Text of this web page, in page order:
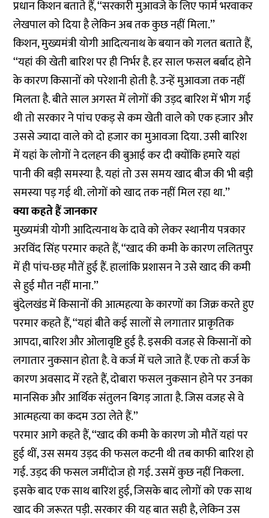
प्रधान किशन बताते हैं, ‘‘सरकारी मुआवजे के लिए फार्म भरवाकर
लेखपाल को दिया है लेकिन अब तक कुछ नहीं मिला.’’
किशन, मुख्यमंत्री योगी आदित्यनाथ के बयान को गलत बताते हैं,
‘‘यहां की खेती बारिश पर ही निर्भर है. हर साल फसल बर्बाद होने
के कारण किसानों को परेशानी होती है. उन्हें मुआवजा तक नहीं
मिलता है. बीते साल अगस्त में लोगों की उड़द बारिश में भीग गई
थी तो सरकार ने पांच एकड़ से कम खेती वाले को एक हजार और
उससे ज्यादा वाले को दो हजार का मुआवजा दिया. उसी बारिश
में यहां के लोगों ने दलहन की बुआई कर दी क्योंकि हमारे यहां
पानी की बड़ी समस्या है. यहां तो उस समय खाद बीज की भी बड़ी
समस्या पड़ गई थी. लोगों को खाद तक नहीं मिल रहा था.’’
क्या कहते हैं जानकार
मुख्यमंत्री योगी आदित्यनाथ के दावे को लेकर स्थानीय पत्रकार
अरविंद सिंह परमार कहते हैं, ‘‘खाद की कमी के कारण ललितपुर
में ही पांच-छह मौतें हुई हैं. हालांकि प्रशासन ने उसे खाद की कमी
से हुई मौत नहीं माना.’’
बुंदेलखंड में किसानों की आत्महत्या के कारणों का जिक्र करते हुए
परमार कहते हैं, ‘‘यहां बीते कई सालों से लगातार प्राकृतिक
आपदा, बारिश और ओलावृष्टि हुई है. इसकी वजह से किसानों को
लगातार नुकसान होता है. वे कर्ज में चले जाते हैं. एक तो कर्ज के
कारण अवसाद में रहते हैं, दोबारा फसल नुकसान होने पर उनका
मानसिक और आर्थिक संतुलन बिगड़ जाता है. जिस वजह से वे
आत्महत्या का कदम उठा लेते हैं.’’
परमार आगे कहते हैं, ‘‘खाद की कमी के कारण जो मौतें यहां पर
हुई थीं, उस समय उड़द की फसल कटनी थी तब काफी बारिश हो
गई. उड़द की फसल जमींदोज हो गई. उसमें कुछ नहीं निकला.
इसके बाद एक साथ बारिश हुई, जिसके बाद लोगों को एक साथ
खाद की जरूरत पड़ी. सरकार की यह बात सही है, लेकिन उस